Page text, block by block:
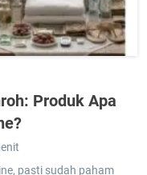
Produk Apa
pasti sudah paham